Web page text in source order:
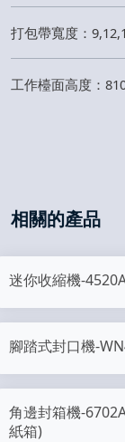
打包帶寬度：
工作檯面高度：
相關的產品
迷你收縮機-
腳踏式封口機-
角邊封箱機-
紙箱)